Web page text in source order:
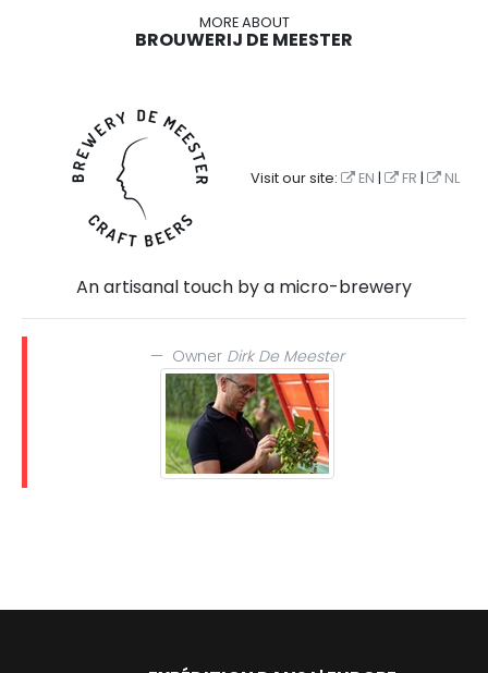
MORE ABOUT
BROUWERIJ DE MEESTER
Visit our site: EN | FR | NL
An artisanal touch by a micro-brewery
Owner Dirk De Meester